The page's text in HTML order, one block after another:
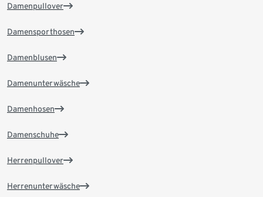
Damenpullover
Damensporthosen
Damenblusen
Damenunterwäsche
Damenhosen
Damenschuhe
Herrenpullover
Herrenunterwäsche